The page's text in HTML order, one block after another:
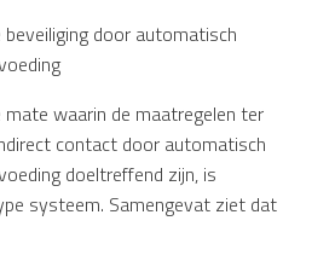
door automatisch
waarin de maatregelen ter
contact door automatisch
doeltreffend zijn, is
systeem. Samengevat ziet dat